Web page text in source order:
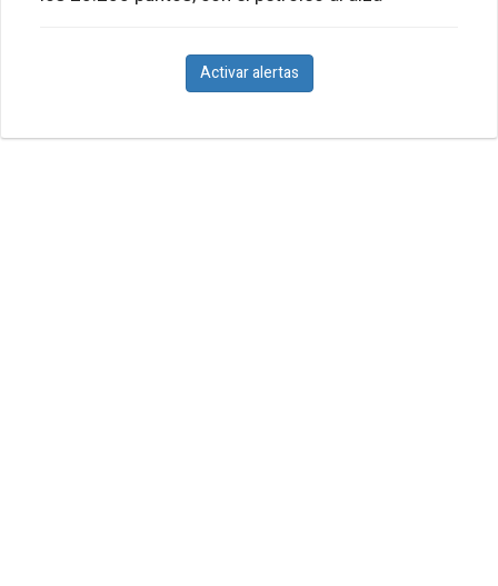
Activar alertas